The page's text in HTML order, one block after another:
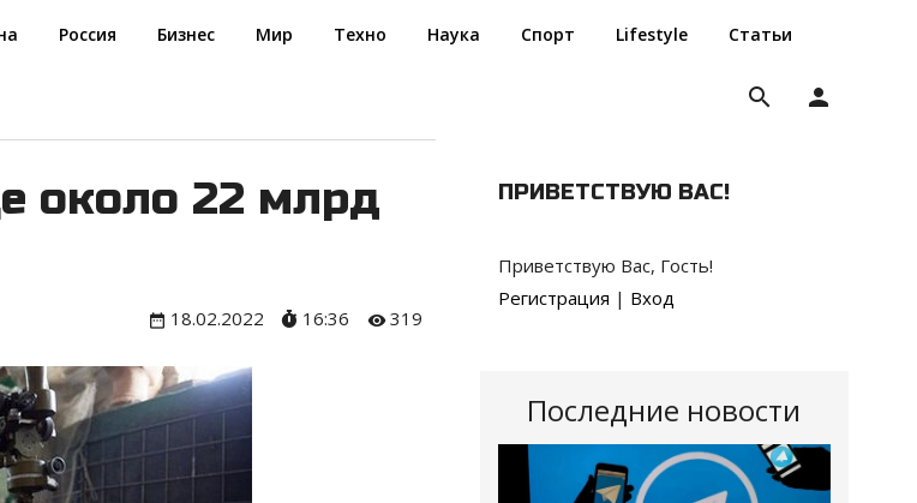
Россия Бизнес Мир Техно Наука Спорт Lifestyle Статьи
person
search
около 22 млрд
18.02.2022 16:36 319
ПРИВЕТСТВУЮ ВАС!
Приветствую Вас, Гость!
Регистрация | Вход
Последние новости